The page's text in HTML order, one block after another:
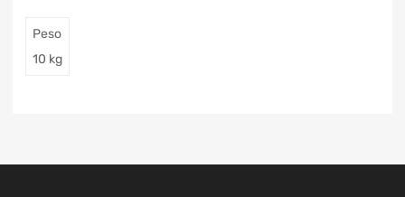
Peso
10 kg